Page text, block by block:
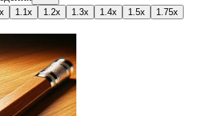
1.1x 1.2x 1.3x 1.4x 1.5x
1.75x